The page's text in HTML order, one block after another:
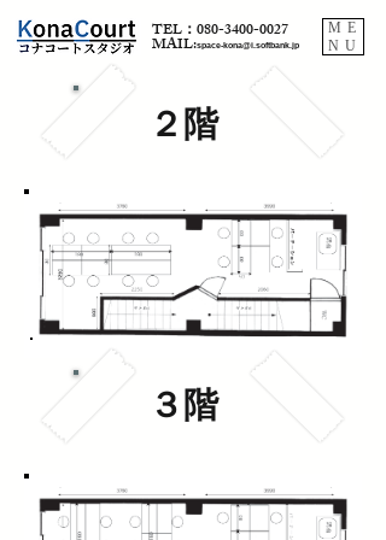
TEL：080-3400-0027
​MAIL:space-kona@i.softbank.jp
ME
NU
​２階
３階